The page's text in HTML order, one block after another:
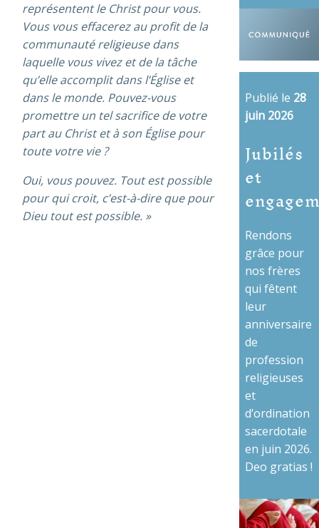
représentent le Christ pour vous.
Vous vous effacerez au profit de la
communauté religieuse dans
laquelle vous vivez et de la tâche
qu’elle accomplit dans l’Église et
dans le monde. Pouvez-vous
promettre un tel sacrifice de votre
part au Christ et à son Église pour
toute votre vie ?
Oui, vous pouvez. Tout est possible
pour qui croit, c’est-à-dire que pour
Dieu tout est possible. »
Publié le 28
juin 2026
Jubilés
et
Rendons
grâce pour
nos frères
qui fêtent
leur
anniversaire
de
profession
religieuses
et
d’ordination
sacerdotale
en juin 2026.
Deo gratias !